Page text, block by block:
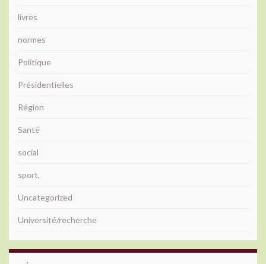
livres
normes
Politique
Présidentielles
Région
Santé
social
sport,
Uncategorized
Université/recherche